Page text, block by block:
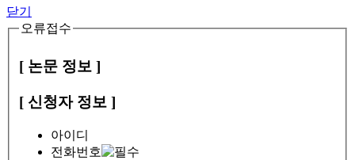
닫기
오류접수
[ 논문 정보 ]
[ 신청자 정보 ]
아이디
전화번호